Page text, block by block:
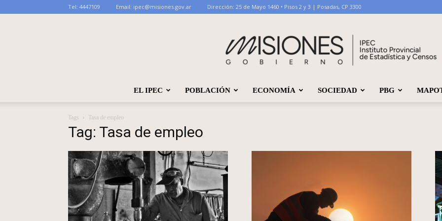
Tel: 4447109 Email: ipec@misiones.gov.ar Dirección: 25 de Mayo 1460 • Pisos 2 y 3 | Posadas, CP 3300
EL IPEC POBLACIÓN ECONOMÍA SOCIEDAD PBG
Tags Tasa de empleo
Tag: Tasa de empleo